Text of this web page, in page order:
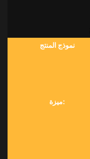
نموذج المنتج
ميزة: